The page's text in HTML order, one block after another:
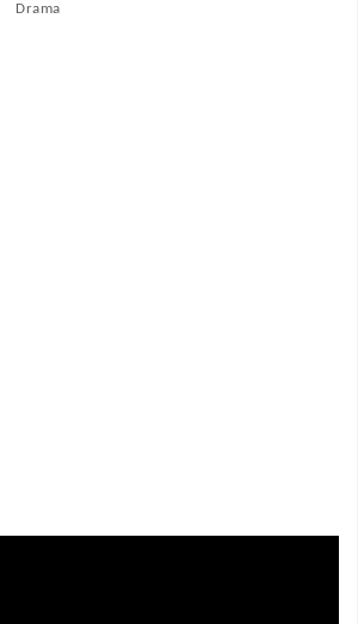
Drama